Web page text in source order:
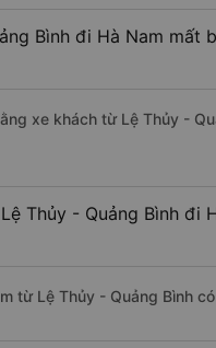
Bình đi Hà Nam mất
xe khách từ Lệ Thủy -
Thủy - Quảng Bình đi
từ Lệ Thủy - Quảng Bình